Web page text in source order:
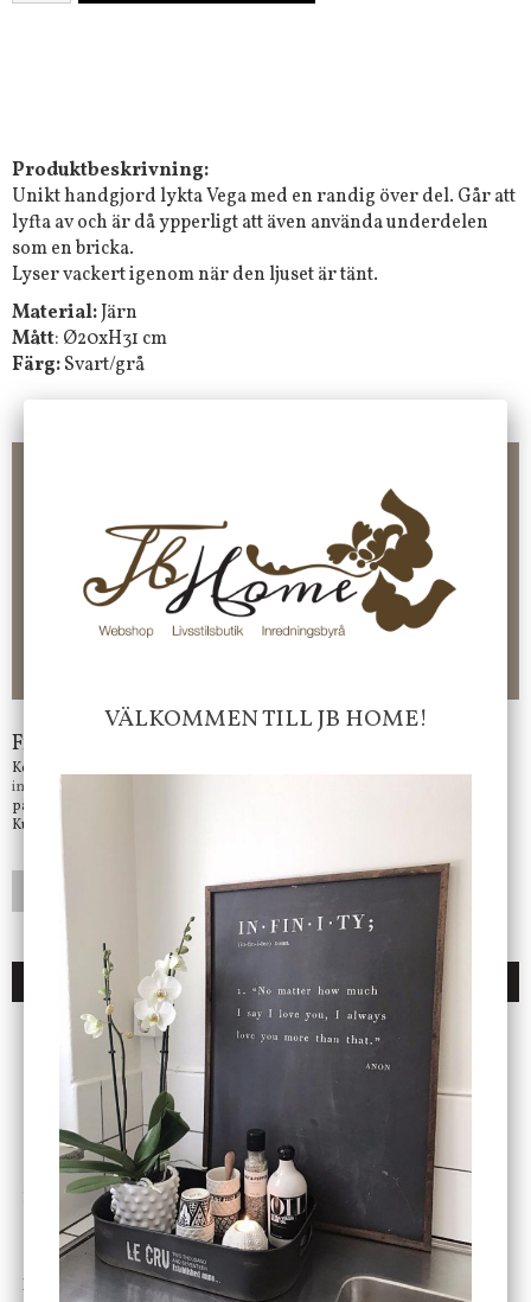
Produktbeskrivning:
Unikt handgjord lykta Vega med en randig över del. Går att
lyfta av och är då ypperligt att även använda underdelen
som en bricka.
Lyser vackert igenom när den ljuset är tänt.
Material:Järn
Mått: Ø20xH31 cm
Färg:Svart/grå
100 kr - 400 kr i frakt för våra "unika ting" produkter som skickas.
10 % rabatt på din första order vid anmälan av nyhetsbrev, via
Faktura 0 kr. Hos oss betalar du enkelt och smidigt med KLARNA
CHECKOUT. Välj själv hur du vill betala mellan alla Klarnas
betalningstjänster. Och du kan även välja PAYSON betalningstjänst.
Frågor?
Kontakta oss på
info@jbhome.se
på mail så fort vi kan.
Kundtjänst telefontid öppet vardagar mellan 10.00 - 15.00
LÄGG I ÖNSKELISTA
DU KANSKE OCKSÅ ÄR INTRESSERAD AV
ENDAST 1 ST KVAR I LAGER
Cloudy kruka mini, vit
199 kr
Star Trading
Bordslampa Mushroom
vit, Utomhus
499 kr
VÄLKOMMEN TILL JB HOME!